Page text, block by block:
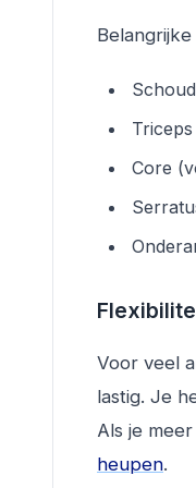
Core
Voor veel
lastig. Je
Als je
heupen.